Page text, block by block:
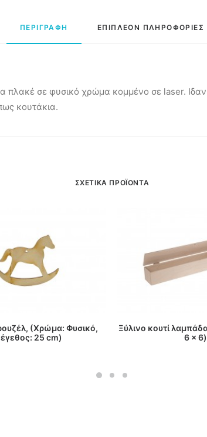
ΠΕΡΙΓΡΑΦΗ ΕΠΙΠΛΕΟΝ ΠΛΗΡΟΦΟΡΙΕΣ
πλακέ σε φυσικό χρώμα κομμένο σε laser.
κουτάκια.
ΣΧΕΤΙΚΑ ΠΡΟΪΟΝΤΑ
ΠΕΡΙΣΣΟΤΕΡΑ
(Χρώμα: Φυσικό,
25 cm)
ΔΙΑΒΑΣΤΕ
Ξύλινο κουτί
6 x 6)